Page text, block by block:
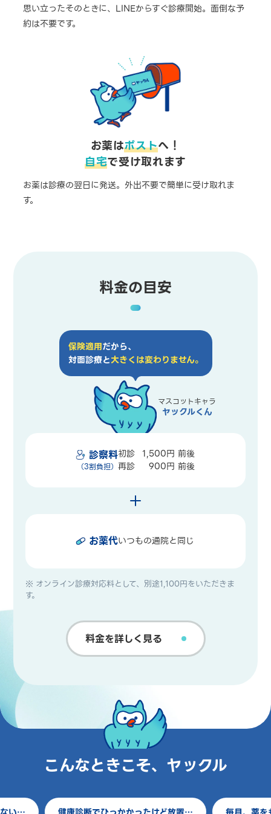
思い立ったそのときに、LINEからすぐ診療開始。面倒な予
約は不要です。
お薬はポストへ！
自宅で受け取れます
お薬は診療の翌日に発送。外出不要で簡単に受け取れま
す。
料金の目安
保険適用だから、
対面診療と大きくは変わりません。
マスコットキャラ
ヤックルくん
診察料
（3割負担）
初診 1,500円 前後
再診
900円 前後
お薬代いつもの通院と同じ
※ オンライン診療対応料として、別途1,100円をいただきま
す。
料金を詳しく見る
こんなときこそ、ヤックル